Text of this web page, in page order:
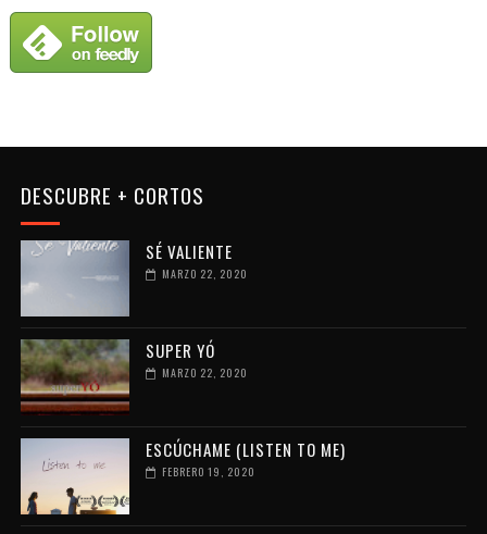
DESCUBRE + CORTOS
SÉ VALIENTE
MARZO 22, 2020
SUPER YÓ
MARZO 22, 2020
ESCÚCHAME (LISTEN TO ME)
FEBRERO 19, 2020